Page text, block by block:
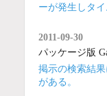
ーが発生しタ
2011-09-30
パッケージ版
掲示の検索結
がある。